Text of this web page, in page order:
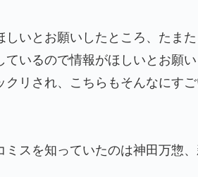
いとお願いしたところ、たま
いるので情報がほしいとお願
リされ、こちらもそんなにす
スを知っていたのは神田万惣